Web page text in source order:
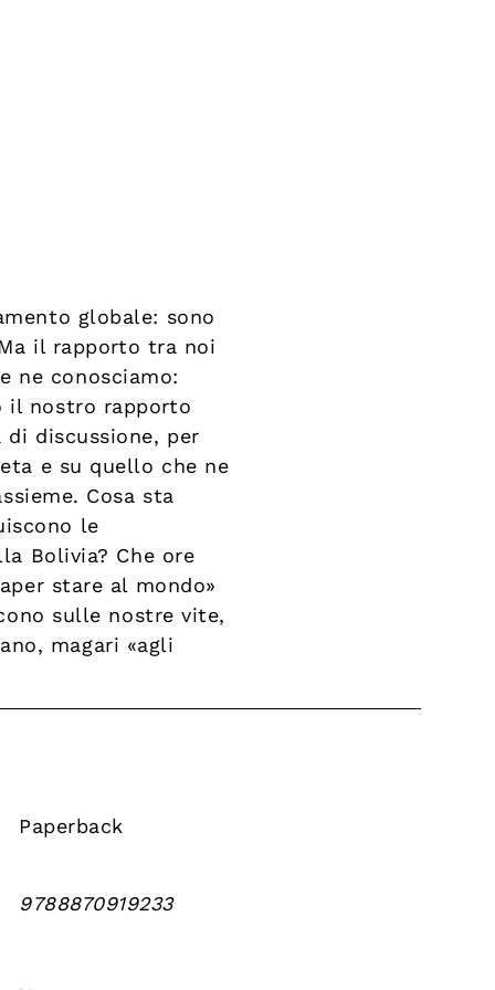
globale: sono
il rapporto tra noi
ne conosciamo:
il nostro rapporto
discussione, per
e su quello che ne
Cosa sta
le
Bolivia? Che ore
stare al mondo»
sulle nostre vite,
magari «agli
Paperback
9788870919233